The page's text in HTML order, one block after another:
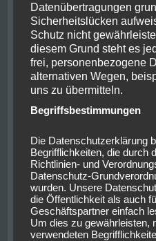
Nach kurzer Pause im
Spaziergang eingeleitet
Nacht zuvor noch einmal
präsentierte sich der
wesentlich schöner als das
Wieder zurück im von
errichteten Haus, konnte
ausklingen.
Datenübertragungen
Sicherheitslücken
Schutz nicht
diesem Grund steht es
frei, personenbezogene
alternativen Wegen,
uns zu übermitteln.
Begriffsbestimmungen
Die Datenschutzerklärung
Begrifflichkeiten, die durch
Richtlinien- und
Datenschutz-
wurden. Unsere
die Öffentlichkeit als auch
Geschäftspartner einfach
Um dies zu gewährleisten,
verwendeten